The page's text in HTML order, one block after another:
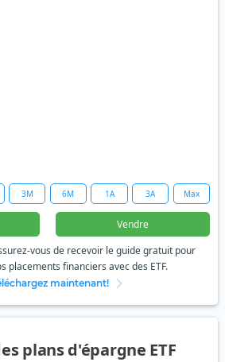
3M 6M 1A 3A Max
Vendre
vous de recevoir le guide gratuit pour
placements financiers avec des ETF.
maintenant!
plans d'épargne ETF